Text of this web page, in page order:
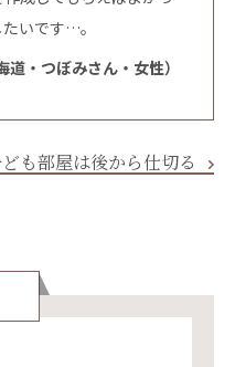
いです…。
道・つぼみさん・女性）
も部屋は後から仕切る